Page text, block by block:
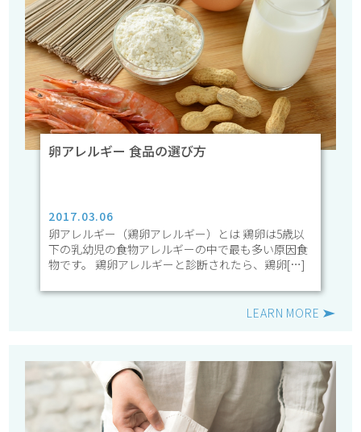
卵アレルギー 食品の選び方
2017.03.06
卵アレルギー（鶏卵アレルギー）とは 鶏卵は5歳以
下の乳幼児の食物アレルギーの中で最も多い原因食
物です。 鶏卵アレルギーと診断されたら、鶏卵[…]
LEARN MORE